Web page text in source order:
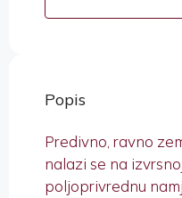
Popis
Predivno, ravno
nalazi se na
poljoprivrednu